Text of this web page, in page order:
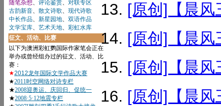
[原创]【晨风
[原创]【晨风
[原创]【晨风
[原创]【晨风